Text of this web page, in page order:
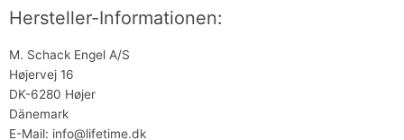
Hersteller-Informationen:
M. Schack Engel A/S
Højervej 16
DK-6280 Højer
Dänemark
E-Mail: info@lifetime.dk